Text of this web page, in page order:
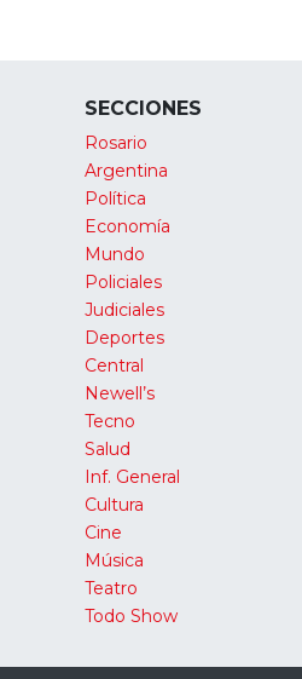
SECCIONES
Rosario
Argentina
Política
Economía
Mundo
Policiales
Judiciales
Deportes
Central
Newell’s
Tecno
Salud
Inf. General
Cultura
Cine
Música
Teatro
Todo Show